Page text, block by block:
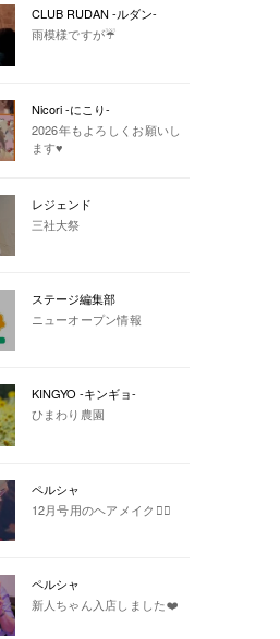
CLUB RUDAN -ルダン-
雨模様ですが☔️
Nicori -にこり-
2026年もよろしくお願いし
ます♥
レジェンド
三社大祭
ステージ編集部
ニューオープン情報
KINGYO -キンギョ-
ひまわり農園
ペルシャ
12月号用のヘアメイク💇‍♀️
ペルシャ
新人ちゃん入店しました❤️